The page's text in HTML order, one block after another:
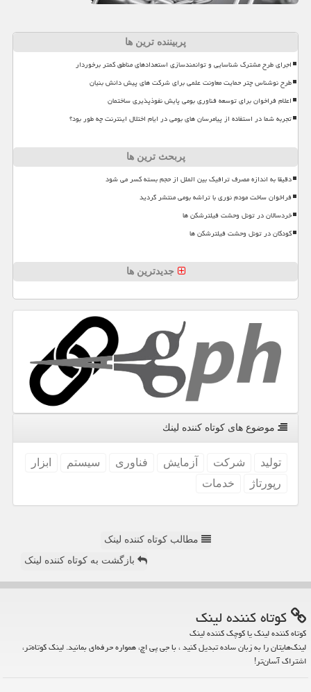
پربیننده ترین ها
اجرای طرح مشترک شناسایی و توانمندسازی استعدادهای مناطق کمتر برخوردار
طرح نوشناس چتر حمایت معاونت علمی برای شرکت های پیش دانش بنیان
اعلام فراخوان برای توسعه فناوری بومی پایش نفوذپذیری ساختمان
تجربه شما در استفاده از پیامرسان های بومی در ایام اختلال اینترنت چه طور بود؟
پربحث ترین ها
دقیقا به اندازه مصرف ترافیک بین الملل از حجم بسته کسر می شود
فراخوان ساخت مودم نوری با تراشه بومی منتشر گردید
خردسالان در تونل وحشت فیلترشکن ها
کودکان در تونل وحشت فیلترشکن ها
جدیدترین ها
موضوع های كوتاه كننده لینك
تولید شركت آزمایش فناوری سیستم
ابزار
رپورتاژ
خدمات
مطالب کوتاه کننده لینک
بازگشت به کوتاه کننده لینک
كوتاه كننده لینك
کوتاه کننده لینک یا کوچک کننده لینک
لینک‌هایتان را به زبان ساده تبدیل کنید ، با جی پی اچ، همواره حرفه‌ای بمانید. لینک کوتاه‌تر،
اشتراک آسان‌تر!